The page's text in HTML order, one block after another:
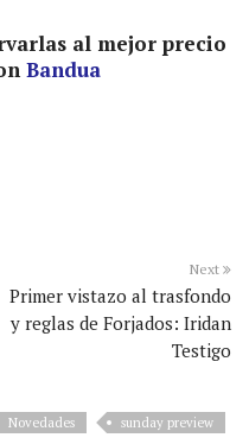
al mejor precio
Bandua
Next
Primer vistazo al trasfondo
y reglas de Forjados: Iridan
Testigo
Novedades sunday preview